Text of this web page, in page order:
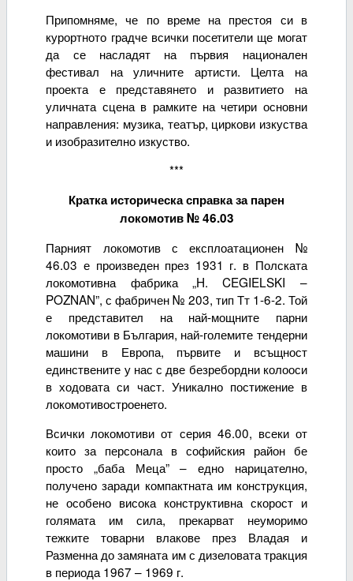
Припомняме, че по време на престоя си в
курортното градче всички посетители ще могат
да се насладят на първия национален
фестивал на уличните артисти. Целта на
проекта е представянето и развитието на
уличната сцена в рамките на четири основни
направления: музика, театър, циркови изкуства
и изобразително изкуство.
***
Кратка историческа справка за парен
локомотив № 46.03
Парният локомотив с експлоатационен №
46.03 е произведен през 1931 г. в Полската
локомотивна фабрика „H. CEGIELSKI –
POZNAN”, с фабричен № 203, тип Тт 1-6-2. Той
е представител на най-мощните парни
локомотиви в България, най-големите тендерни
машини в Европа, първите и всъщност
единствените у нас с две безребордни колооси
в ходовата си част. Уникално постижение в
локомотивостроенето.
Всички локомотиви от серия 46.00, всеки от
които за персонала в софийския район бе
просто „баба Меца” – едно нарицателно,
получено заради компактната им конструкция,
не особено висока конструктивна скорост и
голямата им сила, прекарват неуморимо
тежките товарни влакове през Владая и
Разменна до замяната им с дизеловата тракция
в периода 1967 – 1969 г.